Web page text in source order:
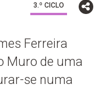
3.º CICLO
Ferreira
Muro de uma
se numa